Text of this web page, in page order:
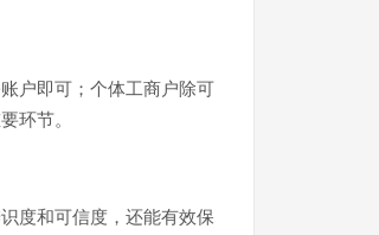
户即可；个体工商户除可
环节。
度和可信度，还能有效保